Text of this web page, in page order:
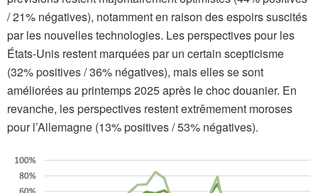
/ 21% négatives), notamment en raison des espoirs suscités
par les nouvelles technologies. Les perspectives pour les
États-Unis restent marquées par un certain scepticisme
(32% positives / 36% négatives), mais elles se sont
améliorées au printemps 2025 après le choc douanier. En
revanche, les perspectives restent extrêmement moroses
pour l’Allemagne (13% positives / 53% négatives).